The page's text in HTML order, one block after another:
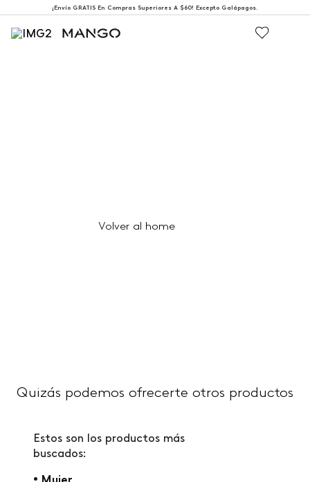
¡Envío GRATIS En Compras Superiores A $60! Excepto Galápagos.
Volver al home
Quizás podemos ofrecerte otros productos
Estos son los productos más
buscados: